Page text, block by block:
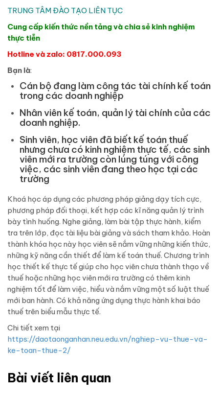
TRUNG TÂM ĐÀO TẠO LIÊN TỤC
Cung cấp kiến thức nền tảng và chia sẻ kinh nghiệm
thực tiễn
Hotline và zalo: 0817.000.093
Bạn là:
Cán bộ đang làm công tác tài chính kế toán
trong các doanh nghiệp
Nhân viên kế toán, quản lý tài chính của các
doanh nghiệp.
Sinh viên, học viên đã biết kế toán thuế
nhưng chưa có kinh nghiệm thực tế, các sinh
viên mới ra trường còn lúng túng với công
việc, các sinh viên đang theo học tại các
trường
Khoá học áp dụng các phương pháp giảng dạy tích cực,
phương pháp đối thoại, kết hợp các kĩ năng quản lý trình
bày tình huống. Nghe giảng, làm bài tập thực hành, kiểm
tra trên lớp, đọc tài liệu bài giảng và sách tham khảo. Hoàn
thành khóa học này học viên sẽ nắm vững những kiến thức,
những kỹ năng cần thiết để làm kế toán thuế. Chương trình
học thiết kế thực tế giúp cho học viên chưa thành thạo về
thuế hoặc những học viên mới ra trường có thêm kinh
nghiệm tốt để làm việc, hiểu và nắm vững một số luật thuế
mới ban hành. Có khả năng ứng dụng thực hành khai báo
thuế trên biểu mẫu thực tế.
Chi tiết xem tại
https://daotaonganhan.neu.edu.vn/nghiep-vu-thue-va-
ke-toan-thue-2/
Bài viết liên quan